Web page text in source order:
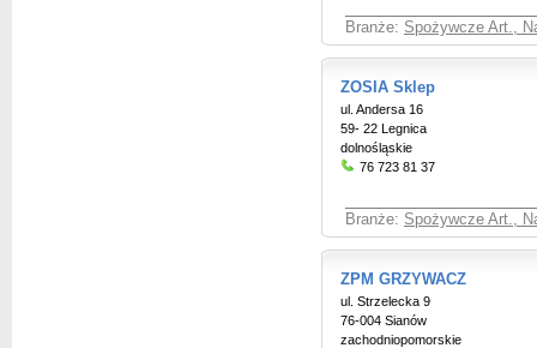
Branże: Spożywcze Art.,
ZOSIA Sklep
ul. Andersa 16
59- 22 Legnica
dolnośląskie
76 723 81 37
Branże: Spożywcze Art.,
ZPM GRZYWACZ
ul. Strzelecka 9
76-004 Sianów
zachodniopomorskie